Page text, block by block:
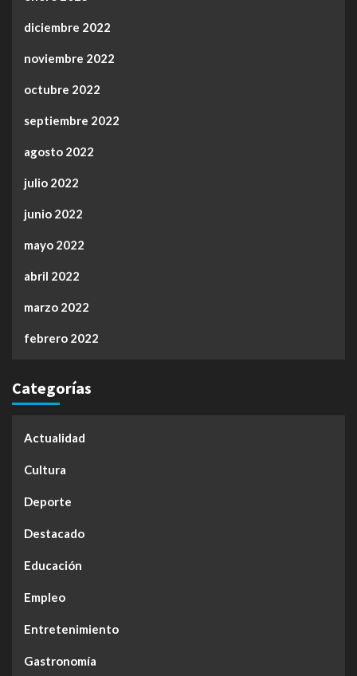
diciembre 2022
noviembre 2022
octubre 2022
septiembre 2022
agosto 2022
julio 2022
junio 2022
mayo 2022
abril 2022
marzo 2022
febrero 2022
Categorías
Actualidad
Cultura
Deporte
Destacado
Educación
Empleo
Entretenimiento
Gastronomía